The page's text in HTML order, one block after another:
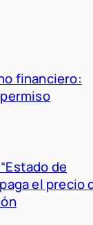
financiero:
de
el precio